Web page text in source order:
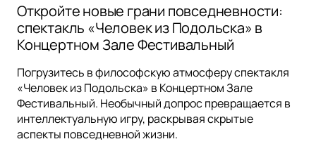
Откройте новые грани повседневности:
спектакль «Человек из Подольска» в
Концертном Зале Фестивальный
Погрузитесь в философскую атмосферу спектакля
«Человек из Подольска» в Концертном Зале
Фестивальный. Необычный допрос превращается в
интеллектуальную игру, раскрывая скрытые
аспекты повседневной жизни.